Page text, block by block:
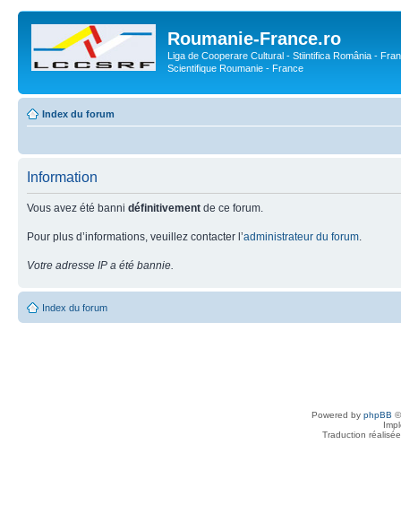
Roumanie-France.ro
Liga de Cooperare Cultural - Stiintifica România -
Scientifique Roumanie - France
Index du forum
Information
Vous avez été banni définitivement de ce forum.
Pour plus d’informations, veuillez contacter l’administrateur du forum
Votre adresse IP a été bannie.
Index du forum
Powered by phpBB
Traduction